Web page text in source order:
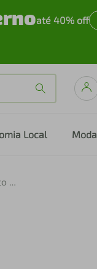
até 40% off
Local Moda
Protetor De Antebraço Preto Gg Flamengo Conforto Resistência Uso Esportivo E Profissional N1 Sport